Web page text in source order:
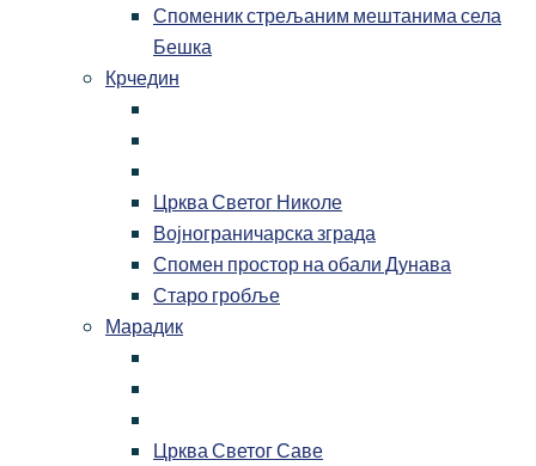
Споменик стрељаним мештанима села
Бешка
Крчедин
Црква Светог Николе
Војнограничарска зграда
Спомен простор на обали Дунава
Старо гробље
Марадик
Црква Светог Саве